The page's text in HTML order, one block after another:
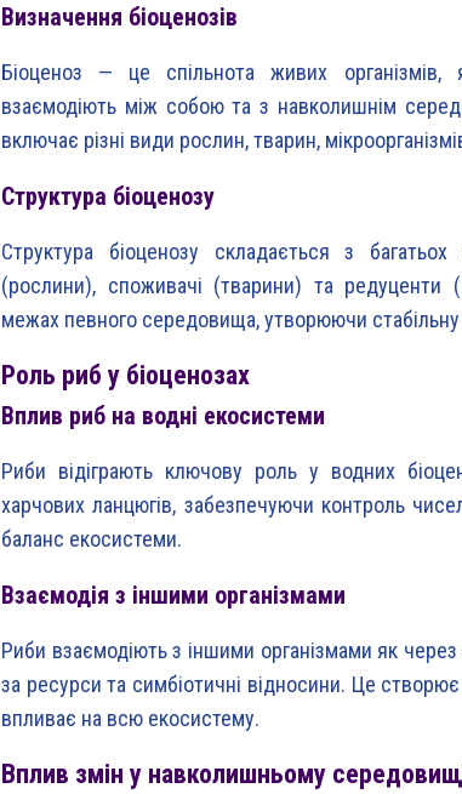
Визначення біоценозів
Біоценоз — це спільнота живих організмів,
взаємодіють між собою та з навколишнім
включає різні види рослин, тварин,
Структура біоценозу
Структура біоценозу складається з
(рослини), споживачі (тварини) та редуценти
межах певного середовища, утворюючи
Роль риб у біоценозах
Вплив риб на водні екосистеми
Риби відіграють ключову роль у водних
харчових ланцюгів, забезпечуючи контроль
баланс екосистеми.
Взаємодія з іншими організмами
Риби взаємодіють з іншими організмами як
за ресурси та симбіотичні відносини. Це
впливає на всю екосистему.
Вплив змін у навколишньому